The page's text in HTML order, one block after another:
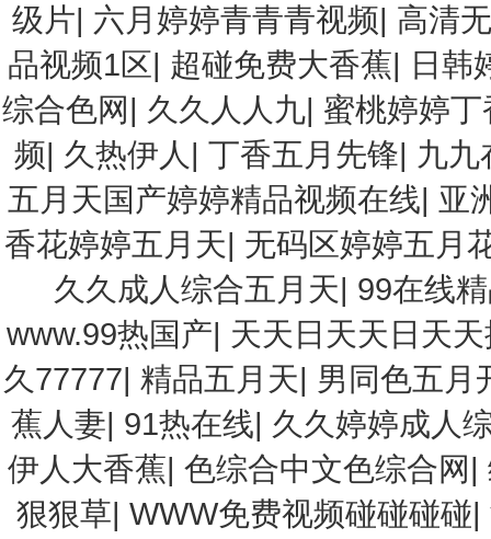
级片| 六月婷婷青青青视频| 高清
品视频1区| 超碰免费大香蕉| 日韩
综合色网| 久久人人九| 蜜桃婷婷
频| 久热伊人 |丁香五月先锋| 九九
五月天国产婷婷精品视频在线| 亚
香花婷婷五月天| 无码区婷婷五月
久久成人综合五月天| 99在线
www.99热国产| 天天日天天日天
久77777|精品五月天| 男同色五月
蕉人妻| 91热在线| 久久婷婷成人
伊人大香蕉| 色综合中文色综合网|
狠狠草|WWW免费视频碰碰碰碰|